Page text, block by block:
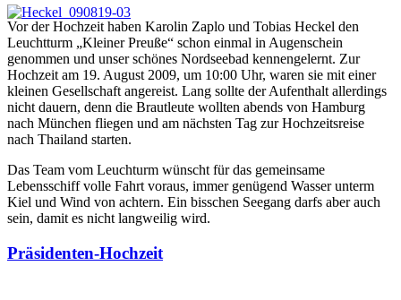
Vor der Hochzeit haben Karolin Zaplo und Tobias Heckel den
Leuchtturm „Kleiner Preuße“ schon einmal in Augenschein
genommen und unser schönes Nordseebad kennengelernt. Zur
Hochzeit am 19. August 2009, um 10:00 Uhr, waren sie mit einer
kleinen Gesellschaft angereist. Lang sollte der Aufenthalt allerdings
nicht dauern, denn die Brautleute wollten abends von Hamburg
nach München fliegen und am nächsten Tag zur Hochzeitsreise
nach Thailand starten.
Das Team vom Leuchturm wünscht für das gemeinsame
Lebensschiff volle Fahrt voraus, immer genügend Wasser unterm
Kiel und Wind von achtern. Ein bisschen Seegang darfs aber auch
sein, damit es nicht langweilig wird.
Präsidenten-Hochzeit